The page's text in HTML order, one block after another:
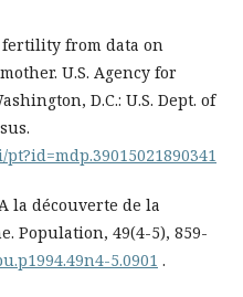
fertility from data on
U.S. Agency for
D.C.: U.S. Dept. of
la découverte de la
Population, 49(4-5), 859-
5.0901 .